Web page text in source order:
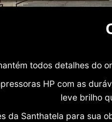
todos detalhes do
HP com as
leve brilho
da Santhatela para sua